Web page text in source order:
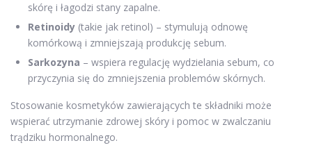
skórę i łagodzi stany zapalne.
Retinoidy (takie jak retinol) – stymulują odnowę
komórkową i zmniejszają produkcję sebum.
Sarkozyna – wspiera regulację wydzielania sebum, co
przyczynia się do zmniejszenia problemów skórnych.
Stosowanie kosmetyków zawierających te składniki może
wspierać utrzymanie zdrowej skóry i pomoc w zwalczaniu
trądziku hormonalnego.